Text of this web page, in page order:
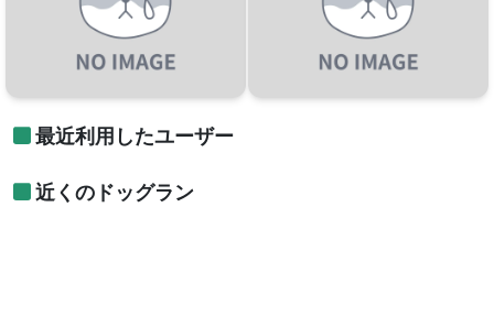
最近利用したユーザー
近くのドッグラン